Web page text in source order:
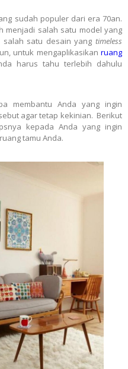
sudah populer dari era 70an.
menjadi salah satu model yang
satu desain yang timeless
untuk mengaplikasikan ruang
harus tahu terlebih dahulu
membantu Anda yang ingin
agar tetap kekinian. Berikut
kepada Anda yang ingin
tamu Anda.